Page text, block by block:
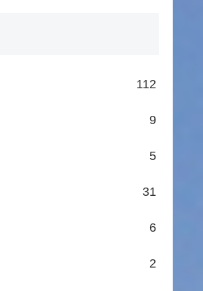
112
9
5
31
6
2